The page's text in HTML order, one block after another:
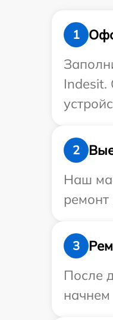
1
Indesit.
2
Наш
ремонт
3
После